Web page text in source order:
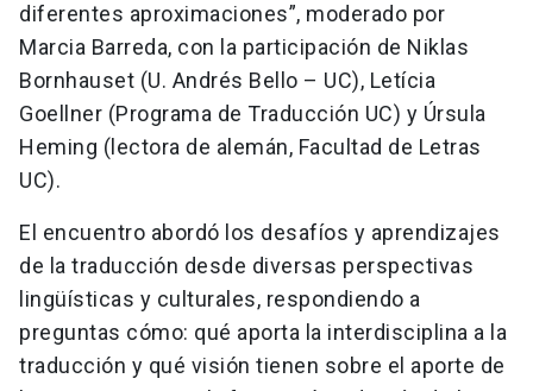
diferentes aproximaciones”, moderado por
Marcia Barreda, con la participación de Niklas
Bornhauset (U. Andrés Bello – UC), Letícia
Goellner (Programa de Traducción UC) y Úrsula
Heming (lectora de alemán, Facultad de Letras
UC).
El encuentro abordó los desafíos y aprendizajes
de la traducción desde diversas perspectivas
lingüísticas y culturales, respondiendo a
preguntas cómo: qué aporta la interdisciplina a la
traducción y qué visión tienen sobre el aporte de